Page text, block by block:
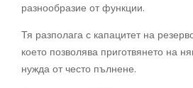
разнообразие от функции.
Тя разполага с капацитет на
което позволява приготвянето на
нужда от често пълнене.